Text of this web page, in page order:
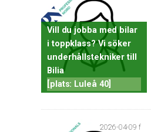
Vill du jobba med bilar
i toppklass? Vi söker
underhållstekniker till
Bilia
[plats: Luleå 40]
2026-04-09 f